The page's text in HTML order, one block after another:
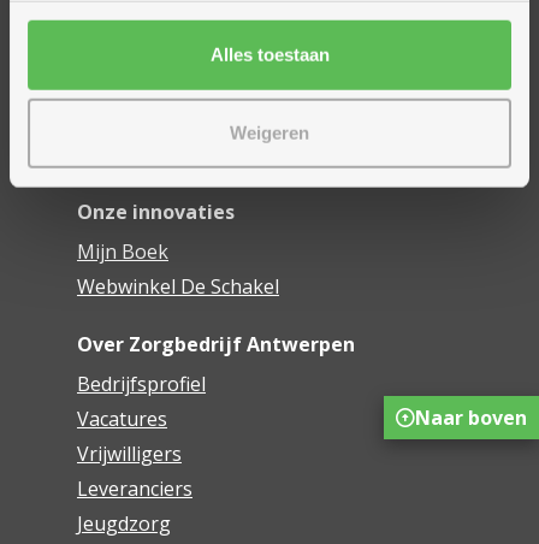
Alles toestaan
Weigeren
Dienstencentra
Assistentiewoningen
Woonzorgcentra
Onze innovaties
Mijn Boek
Webwinkel De Schakel
Over Zorgbedrijf Antwerpen
Bedrijfsprofiel
Vacatures
Vrijwilligers
Leveranciers
Jeugdzorg
Naar boven